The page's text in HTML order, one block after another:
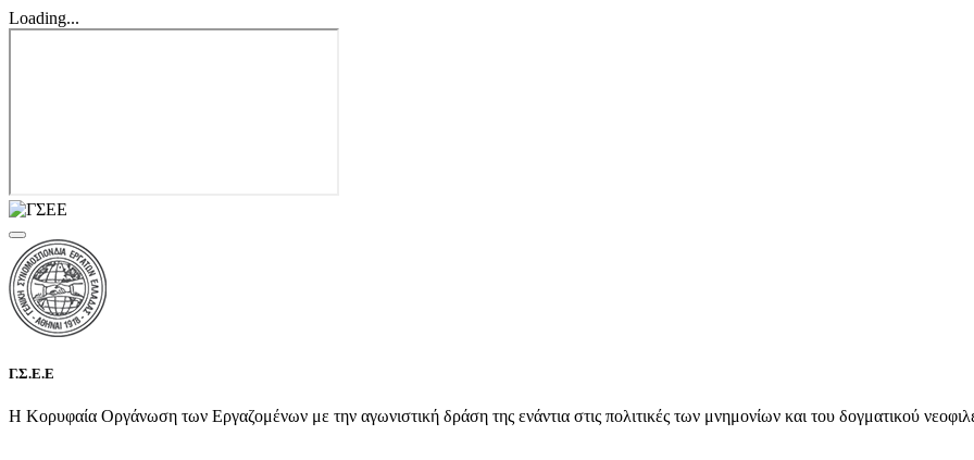
Loading...
Γ.Σ.Ε.Ε
Η Κορυφαία Οργάνωση των Εργαζομένων με την αγωνιστική δράση της ενάντια στις πολιτικές των μνημονίων και του δογματικού